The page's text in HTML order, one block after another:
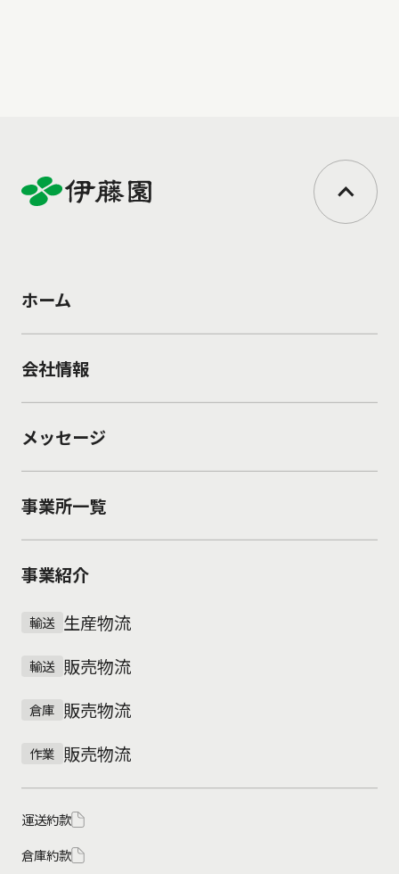
ホーム
会社情報
メッセージ
事業所一覧
事業紹介
輸送 生産物流
輸送 販売物流
倉庫 販売物流
作業 販売物流
運送約款
倉庫約款